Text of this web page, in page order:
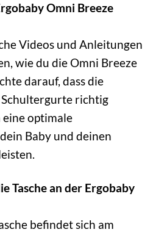
Omni Breeze
Videos und Anleitungen
wie du die Omni Breeze
darauf, dass die
richtig
eine optimale
Baby und deinen
Tasche an der Ergobaby
befindet sich am